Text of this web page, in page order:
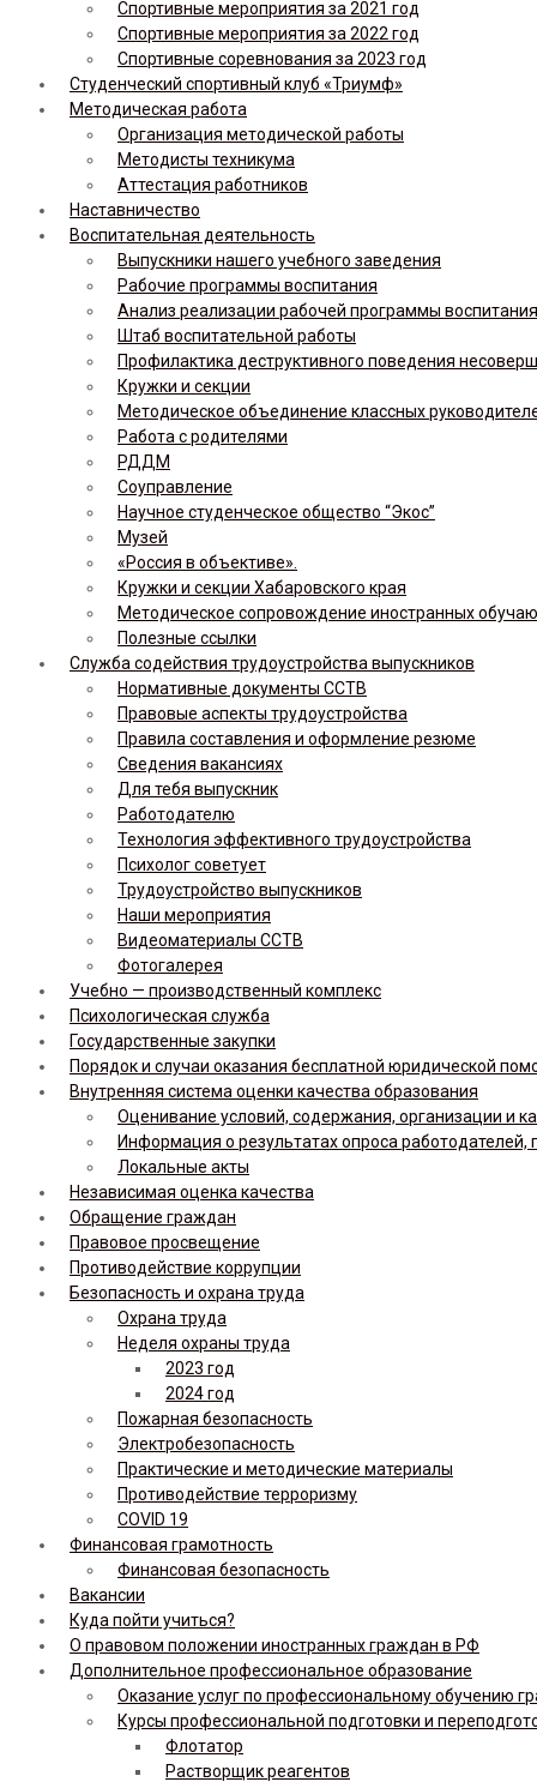
Спортивные мероприятия за 2021 год
Спортивные мероприятия за 2022 год
Спортивные соревнования за 2023 год
Студенческий спортивный клуб «Триумф»
Методическая работа
Организация методической работы
Методисты техникума
Аттестация работников
Наставничество
Воспитательная деятельность
Выпускники нашего учебного заведения
Рабочие программы воспитания
Анализ реализации рабочей программы
Штаб воспитательной работы
Профилактика деструктивного поведения
Кружки и секции
Методическое объединение классных
Работа с родителями
РДДМ
Соуправление
Научное студенческое общество “Экос”
Музей
«Россия в объективе».
Кружки и секции Хабаровского края
Методическое сопровождение иностранных
Полезные ссылки
Служба содействия трудоустройства выпускников
Нормативные документы ССТВ
Правовые аспекты трудоустройства
Правила составления и оформление резюме
Сведения вакансиях
Для тебя выпускник
Работодателю
Технология эффективного трудоустройства
Психолог советует
Трудоустройство выпускников
Наши мероприятия
Видеоматериалы ССТВ
Фотогалерея
Учебно — производственный комплекс
Психологическая служба
Государственные закупки
Порядок и случаи оказания бесплатной юридической
Внутренняя система оценки качества образования
Оценивание условий, содержания, организации и
Информация о результатах опроса
Локальные акты
Независимая оценка качества
Обращение граждан
Правовое просвещение
Противодействие коррупции
Безопасность и охрана труда
Охрана труда
Неделя охраны труда
2023 год
2024 год
Пожарная безопасность
Электробезопасность
Практические и методические материалы
Противодействие терроризму
COVID 19
Финансовая грамотность
Финансовая безопасность
Вакансии
Куда пойти учиться?
О правовом положении иностранных граждан в РФ
Дополнительное профессиональное образование
Оказание услуг по профессиональному обучению
Курсы профессиональной подготовки и
Флотатор
Растворщик реагентов